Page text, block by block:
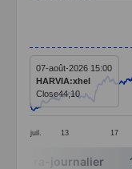
Line chart with
The chart has 1
The chart has
juil. 13 17
07-août-2026 15:00
HARVIA:xhel
Close44,10
End of
Intra-journalier